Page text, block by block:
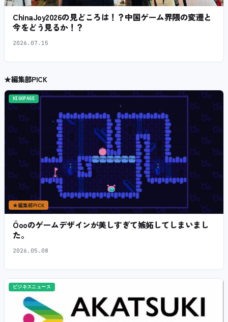
ChinaJoy2026の見どころは！？中国ゲーム界隈の変遷と
今をどう見るか！？
2026.07.15
★編集部PICK
HIGOPAGE
★編集部PICK
Öooのゲームデザインが美しすぎて嫉妬してしまいまし
た。
2026.05.08
ビジネスニュース